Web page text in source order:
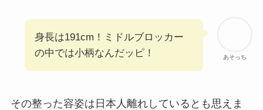
あそっち
身長は191cm！ミドルブロッカー
の中では小柄なんだッピ！
その整った容姿は日本人離れしているとも思えま